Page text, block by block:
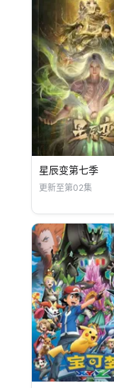
星辰变第七季
更新至第02集